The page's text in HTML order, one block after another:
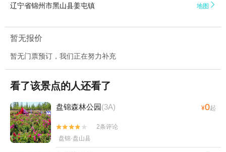
辽宁省锦州市黑山县姜屯镇 地图 
暂无报价
暂无门票预订，我们正在努力补充
看了该景点的人还看了
盘锦森林公园(3A) ¥0起


2条评论
盘锦·盘山县